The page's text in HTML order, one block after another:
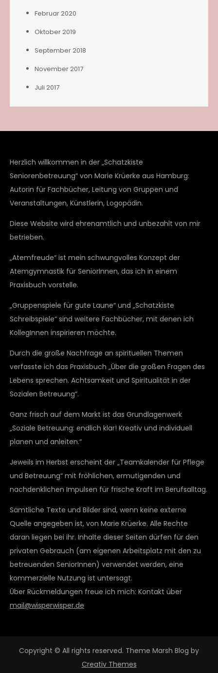
Februar 2020
Oktober 2019
September 2018
November 2017
Juli 2017
Herzlich willkommen in der „Schatzkiste
Seniorenbetreuung“ von Marie Krüerke aus Hamburg:
Autorin für Fachbücher, Leitung von Gruppen und
Veranstaltungen, Künstlerin, Logopädin.
Diese Website wird ehrenamtlich und unbezahlt von mir
betrieben.
„Atemfreude“ ist mein schwungvolles Konzept der
Atemgymnastik für SeniorInnen, das ich in einem
Praxisbuch vorstelle.
„Gruppenspiele für gute Laune“ und „Schatzkiste
Schreibspiele“ sind weitere Fachbücher, mit denen ich
KollegInnen inspirieren möchte.
Durch die große Nachfrage an spirituellen Themen
verfasste ich das Praxisbuch „Über die großen Fragen des
Lebens sprechen. Achtsamkeit und Spiritualität in der
Sozialen Betreuung“.
Ganz frisch auf dem Markt ist das Grundlagenwerk
„Soziale Betreuung: endlich klar! Kreativ und individuell
planen und anleiten.“
Jeweils im Herbst erscheint der „Teamkalender für Pflege
und Betreuung“ mit fröhlichen, ermutigenden und
nachdenklichen Impulsen für frische Kraft im Berufsalltag.
Sämtliche Texte und Bilder sind, wenn keine externe
Quelle angegeben ist, von Marie Krüerke. Alle Rechte
daran liegen bei ihr. Inhalte dieser Seiten dürfen für den
privaten Gebrauch (am eigenen Arbeitsplatz mit den zu
betreuenden SeniorInnen) verwendet werden, eine
kommerzielle Nutzung ist untersagt.
Über Rückmeldungen freue ich mich: Kontakt über
mail@wisperwisper.de
Copyright © All rights reserved. Theme Marsh Blog by
Creativ Themes